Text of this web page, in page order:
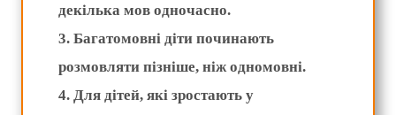
декілька мов одночасно.
3. Багатомовні діти починають
розмовляти пізніше, ніж одномовні.
4. Для дітей, які зростають у